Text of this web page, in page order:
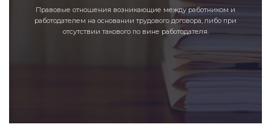
Правовые отношения возникающие между работником и
работодателем на основании трудового договора, либо при
отсутствии такового по вине работодателя.